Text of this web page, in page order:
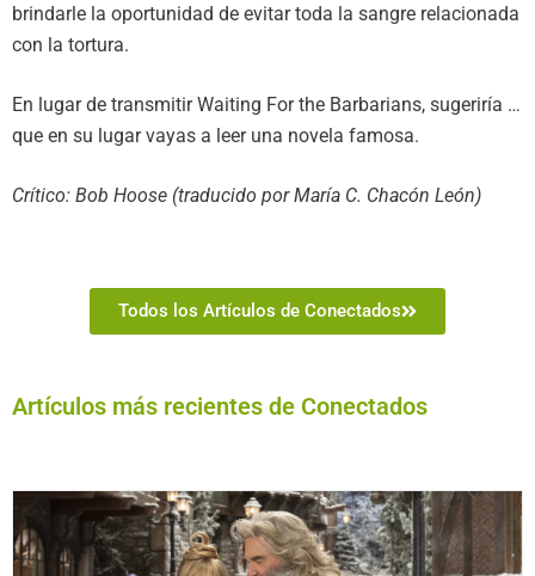
brindarle la oportunidad de evitar toda la sangre relacionada
con la tortura.
En lugar de transmitir Waiting For the Barbarians, sugeriría …
que en su lugar vayas a leer una novela famosa.
Crítico: Bob Hoose (traducido por María C. Chacón León)
Todos los Artículos de Conectados
Artículos más recientes de Conectados